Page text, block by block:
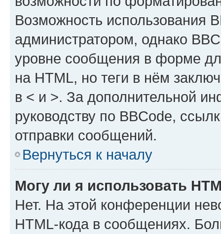
Возможность использования
администратором, однако
уровне сообщения в форме
на HTML, но теги в нём
в < и >. За дополнительной
руководству по BBCode,
отправки сообщений.
Вернуться к началу
Могу ли я использовать
Нет. На этой конференции
HTML-кода в сообщениях.